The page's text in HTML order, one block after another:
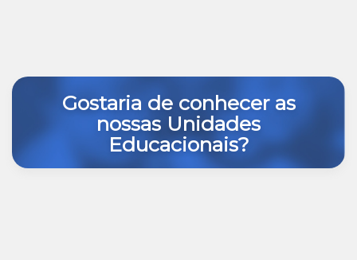
Gostaria de conhecer as
nossas Unidades
Educacionais?